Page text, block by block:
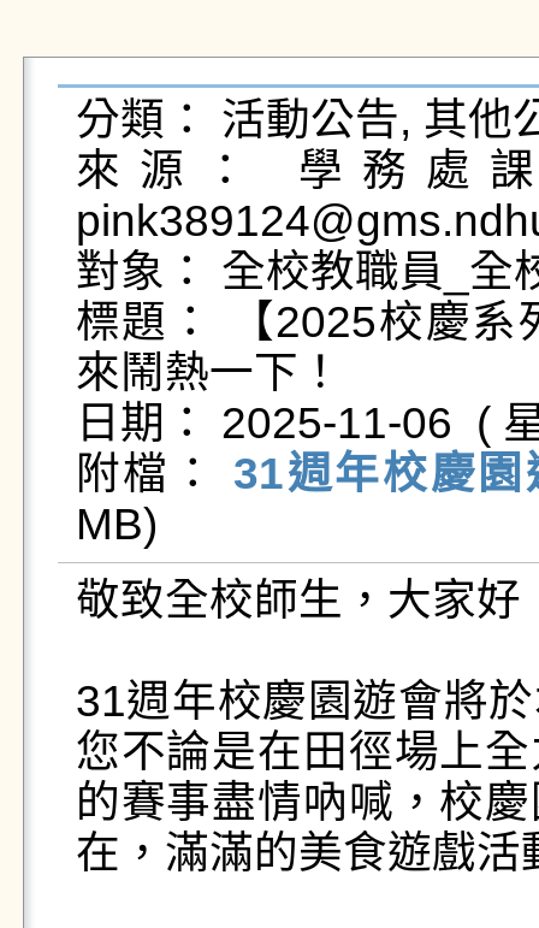
分類： 活動公告, 其他
來源： 學務處
對象： 全校教職員_全
標題： 【2025校慶系
來鬧熱一下！
日期： 2025-11-06  (
附檔： 31週年校慶
MB)
敬致全校師生，大家好
31週年校慶園遊會將
您不論是在田徑場上
的賽事盡情吶喊，校
在，滿滿的美食遊戲